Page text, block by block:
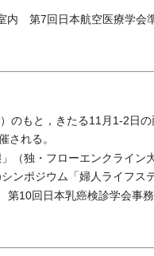
第7回日本航空医療学会準
もと，きたる11月1-2日
される。
（独・フローエンクライ
ンポジウム「婦人ライフス
10回日本乳癌検診学会事